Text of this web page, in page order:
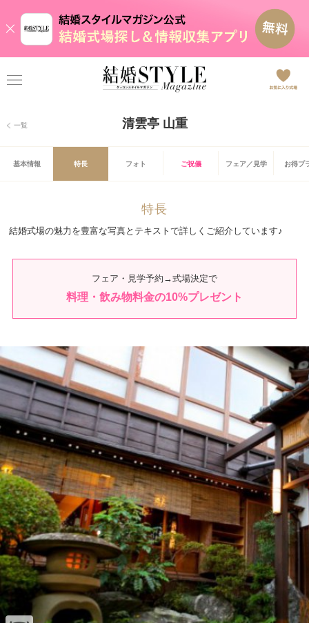
一覧 清雲亭 山重
基本情報 特長 フォト ご祝儀 フェア／見学 お得プ
特長
結婚式場の魅力を豊富な写真とテキストで詳しくご紹介しています♪
フェア・見学予約→式場決定で
料理・飲み物料金の10%プレゼント